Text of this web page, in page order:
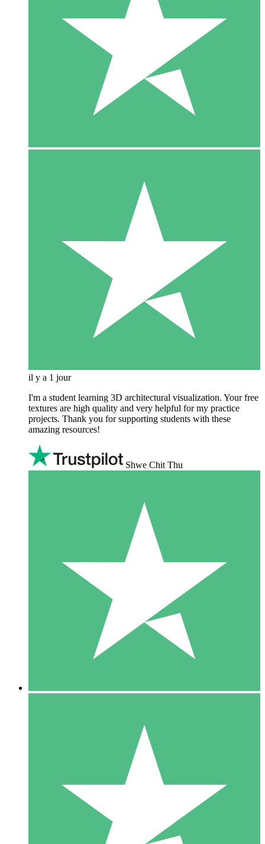
il y a 1 jour
I'm a student learning 3D architectural visualization. Your free
textures are high quality and very helpful for my practice
projects. Thank you for supporting students with these
amazing resources!
Shwe Chit Thu